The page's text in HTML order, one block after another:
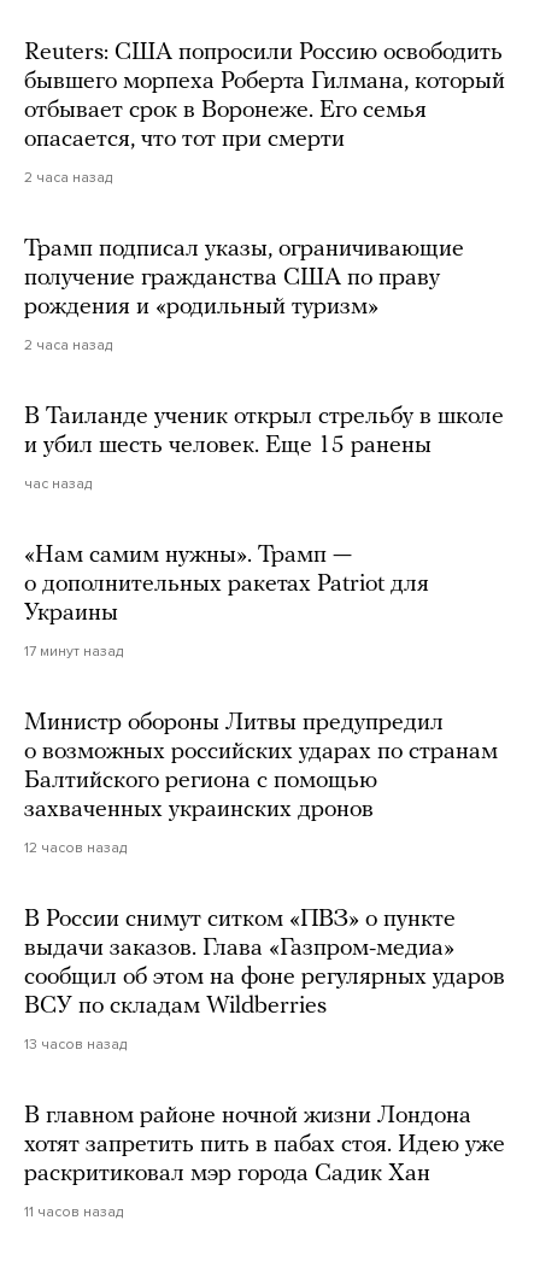
Reuters: США попросили Россию освободить
бывшего морпеха Роберта Гилмана, который
отбывает срок в Воронеже. Его семья
опасается, что тот при смерти
2 часа назад
Трамп подписал указы, ограничивающие
получение гражданства США по праву
рождения и «родильный туризм»
2 часа назад
В Таиланде ученик открыл стрельбу в школе
и убил шесть человек. Еще 15 ранены
час назад
«Нам самим нужны». Трамп —
о дополнительных ракетах Patriot для
Украины
17 минут назад
Министр обороны Литвы предупредил
о возможных российских ударах по странам
Балтийского региона с помощью
захваченных украинских дронов
12 часов назад
В России снимут ситком «ПВЗ» о пункте
выдачи заказов. Глава «Газпром-медиа»
сообщил об этом на фоне регулярных ударов
ВСУ по складам Wildberries
13 часов назад
В главном районе ночной жизни Лондона
хотят запретить пить в пабах стоя. Идею уже
раскритиковал мэр города Садик Хан
11 часов назад